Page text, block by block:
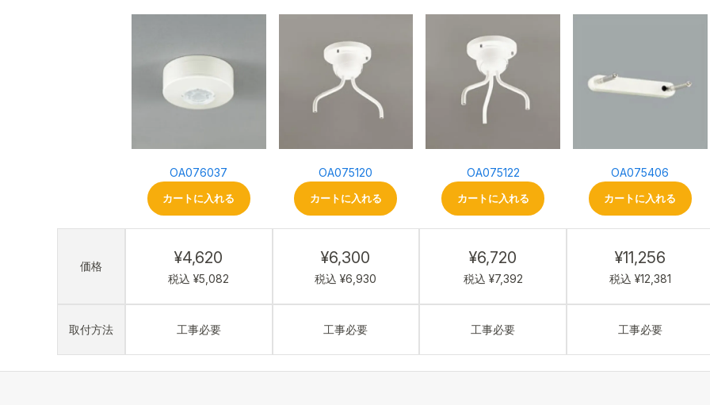
価格
取付方法
OA076037
カートに入れる
¥4,620
税込 ¥5,082
工事必要
OA075120
カートに入れる
¥6,300
税込 ¥6,930
工事必要
OA075122
カートに入れる
¥6,720
税込 ¥7,392
工事必要
OA075406
カートに入れる
¥11,256
税込 ¥12,381
工事必要